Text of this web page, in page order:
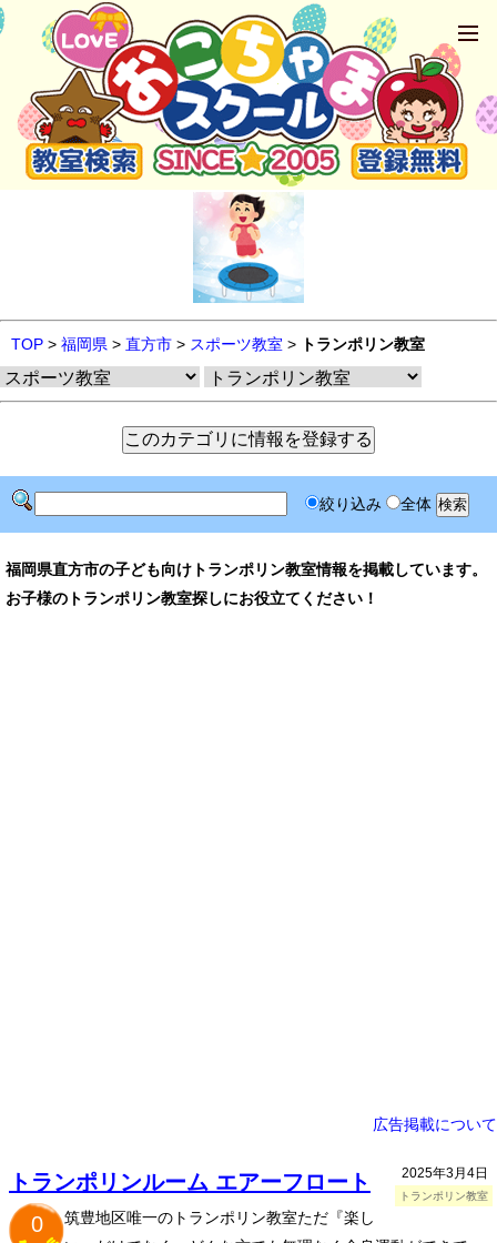
TOP > 福岡県 > 直方市 > スポーツ教室 > トランポリン教室
絞り込み 全体
福岡県直方市の子ども向けトランポリン教室情報を掲載しています。
お子様のトランポリン教室探しにお役立てください！
広告掲載について
2025年3月4日
トランポリン教室
トランポリンルーム エアーフロート
0
筑豊地区唯一のトランポリン教室ただ『楽し